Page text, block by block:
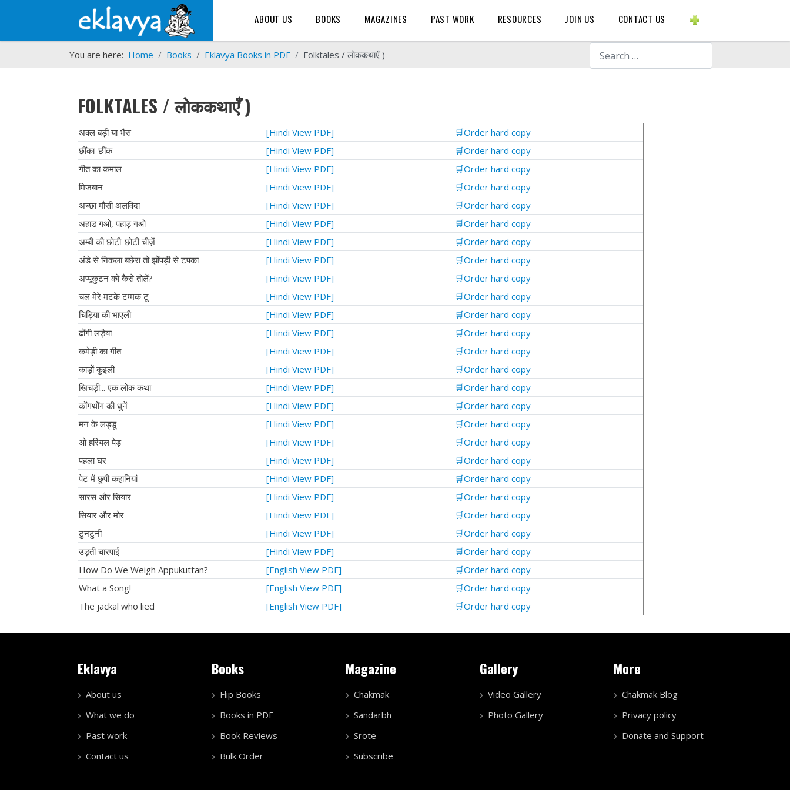
Search
ABOUT US BOOKS MAGAZINES PAST WORK RESOURCES JOIN US CONTACT US
You are here: Home Books Eklavya Books in PDF Folktales / लोककथाएँ )
FOLKTALES / लोककथाएँ )
अक्ल बड़ी या भैंस [Hindi View PDF]
🛒Order hard copy
छींका-छींक
[Hindi View PDF]
🛒Order hard copy
गीत का कमाल
[Hindi View PDF]
🛒Order hard copy
मिजबान
[Hindi View PDF]
🛒Order hard copy
अच्छा मौसी अलविदा
[Hindi View PDF]
🛒Order hard copy
​अहाड गओ, पहाड़ गओ
[Hindi View PDF]
🛒Order hard copy
अम्बी की छोटी-छोटी चीज़ें
[Hindi View PDF]
🛒Order hard copy
अंडे से निकला बछेरा तो झोंपड़ी से टपका
[Hindi View PDF]
🛒Order hard copy
अप्पूकुटन को कैसे तोलें?
[Hindi View PDF]
🛒Order hard copy
चल मेरे मटके टम्मक टू
[Hindi View PDF]
🛒Order hard copy
चिड़िया की भाएली
[Hindi View PDF]
🛒Order hard copy
ढोंगी लड़ैया
[Hindi View PDF]
🛒Order hard copy
कमेड़ी का गीत
[Hindi View PDF]
🛒Order hard copy
काड़ों कुइली
[Hindi View PDF]
🛒Order hard copy
खिचड़ी... एक लोक कथा
[Hindi View PDF]
🛒Order hard copy
कोंगथोंग की धुनें
[Hindi View PDF]
🛒Order hard copy
मन के लड्डू
[Hindi View PDF]
🛒Order hard copy
ओ हरियल पेड़
[Hindi View PDF]
🛒Order hard copy
पहला घर
[Hindi View PDF]
🛒Order hard copy
पेट में छुपी कहानियां
[Hindi View PDF]
🛒Order hard copy
सारस और सियार
[Hindi View PDF]
🛒Order hard copy
सियार और मोर
[Hindi View PDF]
🛒Order hard copy
टुनटुनी
[Hindi View PDF]
🛒Order hard copy
उड़ती चारपाई
[Hindi View PDF]
🛒Order hard copy
How Do We Weigh Appukuttan?
[English View PDF]
🛒Order hard copy
What a Song!
[English View PDF]
🛒Order hard copy
The jackal who lied
[English View PDF] 🛒Order hard copy
Eklavya
About us
What we do
Past work
Contact us
Books
Flip Books
Books in PDF
Book Reviews
Bulk Order
Magazine
Chakmak
Sandarbh
Srote
Subscribe
Gallery
Video Gallery
Photo Gallery
More
Chakmak Blog
Privacy policy
Donate and Support